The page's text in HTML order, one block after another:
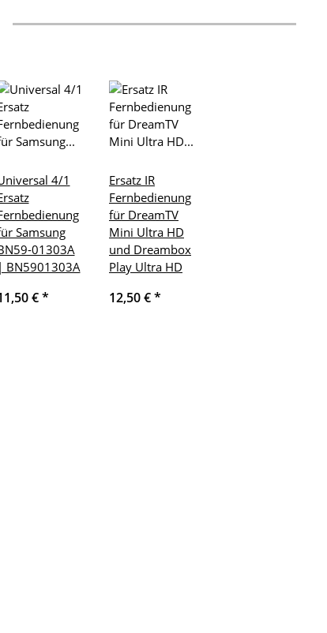
4/1
Samsung
01303A
| BN5901303A
€*
Ersatz IR
Fernbedienung
für DreamTV
Mini Ultra HD
und Dreambox
Play Ultra HD
12,50 €*